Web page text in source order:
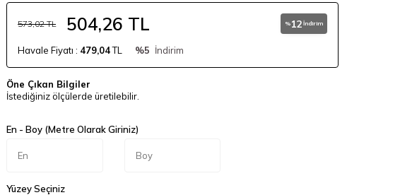
573,02TL 504,26 TL % 12 İndirim
Havale Fiyatı : 479,04TL %5 İndirim
Öne Çıkan Bilgiler
İstediğiniz ölçülerde üretilebilir.
En - Boy (Metre Olarak Giriniz)
Yüzey Seçiniz